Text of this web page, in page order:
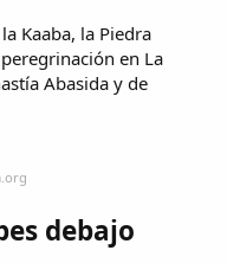
Kaaba, la Piedra
en La
Abasida y de
debajo